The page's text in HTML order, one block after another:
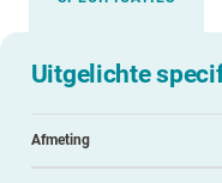
Uitgelichte
Afmeting